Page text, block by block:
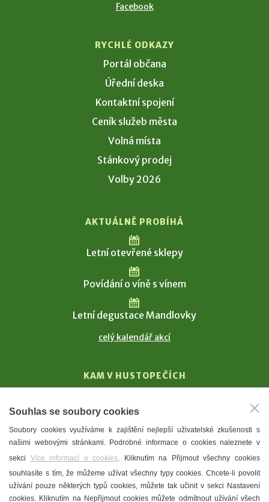
Facebook
RYCHLÉ ODKAZY
Portál občana
Úřední deska
Kontaktní spojení
Ceník služeb města
Volná místa
Stánkový prodej
Volby 2026
AKTUÁLNĚ PROBÍHÁ
Letní otevřené sklepy
Povídání o víně s vínem
Letní degustace Mandlovky
celý kalendář akcí
KAM V HUSTOPEČÍCH
T. G. Masaryk
Mandloně
Ubytování
Restaurace
Městské muzeum a galerie
Souhlas se soubory cookies
Soubory cookies využíváme k zajištění nejlepší uživatelské zkušenosti s
našimi webovými stránkami. Podrobné informace o cookies naleznete v
sekci Více informací o cookies. Kliknutím na Přijmout všechny cookies
souhlasíte s tím, že můžeme užívat všechny typy cookies. Chcete-li povolit
užívání pouze některých typů cookies, můžete tak učinit v sekci Nastavení
cookies. Kliknutím na Nepřijmout cookies můžete odmítnout užívání všech